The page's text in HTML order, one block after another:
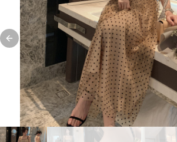
Previous slide